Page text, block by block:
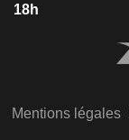
18h
Mentions légales